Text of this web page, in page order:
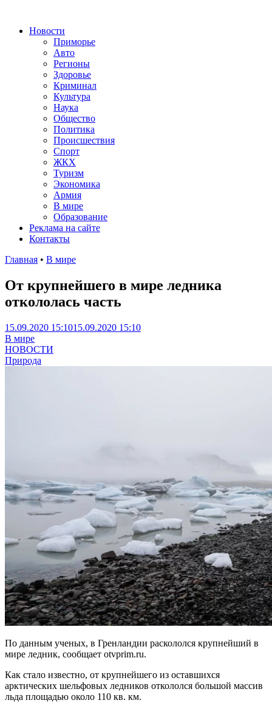
Новости
Приморье
Авто
Регионы
Здоровье
Криминал
Культура
Наука
Общество
Политика
Происшествия
Спорт
ЖКХ
Туризм
Экономика
Армия
В мире
Образование
Реклама на сайте
Контакты
Главная • В мире
От крупнейшего в мире ледника
откололась часть
15.09.2020 15:1015.09.2020 15:10
В мире
НОВОСТИ
Природа
По данным ученых, в Гренландии раскололся крупнейший в
мире ледник, сообщает otvprim.ru.
Как стало известно, от крупнейшего из оставшихся
арктических шельфовых ледников откололся большой массив
льда площадью около 110 кв. км.